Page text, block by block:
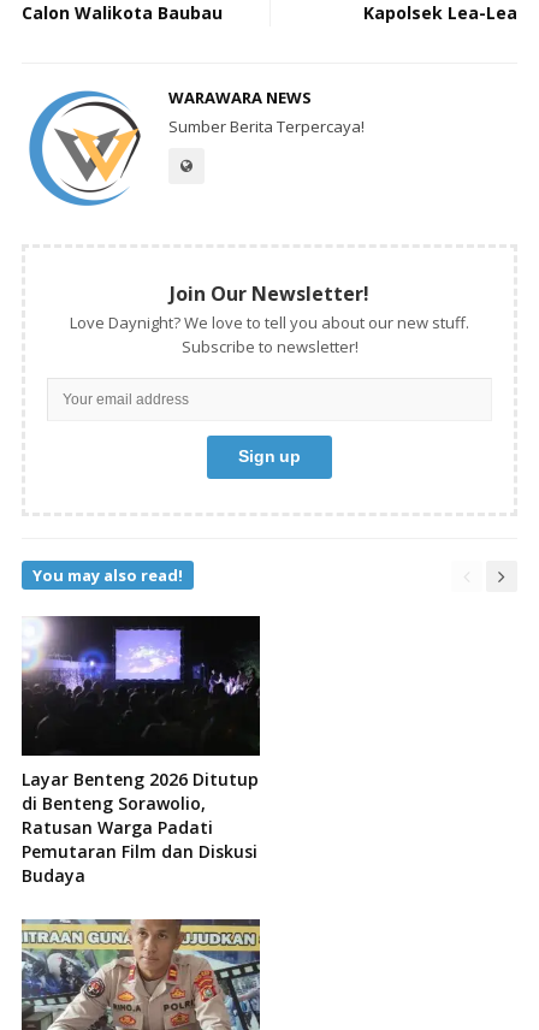
Calon Walikota Baubau
Kapolsek Lea-Lea
WARAWARA NEWS
Sumber Berita Terpercaya!
Join Our Newsletter!
Love Daynight? We love to tell you about our new stuff.
Subscribe to newsletter!
You may also read!
Layar Benteng 2026 Ditutup
di Benteng Sorawolio,
Ratusan Warga Padati
Pemutaran Film dan Diskusi
Budaya